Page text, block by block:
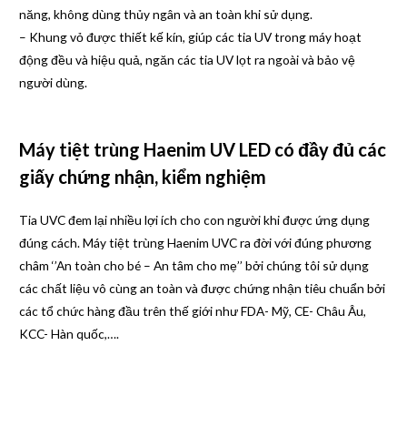
năng, không dùng thủy ngân và an toàn khi sử dụng.
– Khung vỏ được thiết kế kín, giúp các tia UV trong máy hoạt
động đều và hiệu quả, ngăn các tia UV lọt ra ngoài và bảo vệ
người dùng.
Máy tiệt trùng Haenim UV LED có đầy đủ các
giấy chứng nhận, kiểm nghiệm
Tia UVC đem lại nhiều lợi ích cho con người khi được ứng dụng
đúng cách. Máy tiệt trùng Haenim UVC ra đời với đúng phương
châm ‘’An toàn cho bé – An tâm cho mẹ’’ bởi chúng tôi sử dụng
các chất liệu vô cùng an toàn và được chứng nhận tiêu chuẩn bởi
các tổ chức hàng đầu trên thế giới như FDA- Mỹ, CE- Châu Âu,
KCC- Hàn quốc,….